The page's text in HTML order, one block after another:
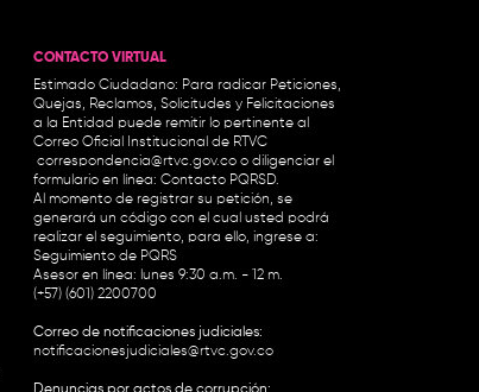
CONTACTO VIRTUAL
Estimado Ciudadano: Para radicar Peticiones,
Quejas, Reclamos, Solicitudes y Felicitaciones
a la Entidad puede remitir lo pertinente al
Correo Oficial Institucional de RTVC
correspondencia@rtvc.gov.co o diligenciar el
formulario en línea: Contacto PQRSD.
Al momento de registrar su petición, se
generará un código con el cual usted podrá
realizar el seguimiento, para ello, ingrese a:
Seguimiento de PQRS
Asesor en línea: lunes 9:30 a.m. - 12 m.
(+57) (601) 2200700
Correo de notificaciones judiciales:
notificacionesjudiciales@rtvc.gov.co